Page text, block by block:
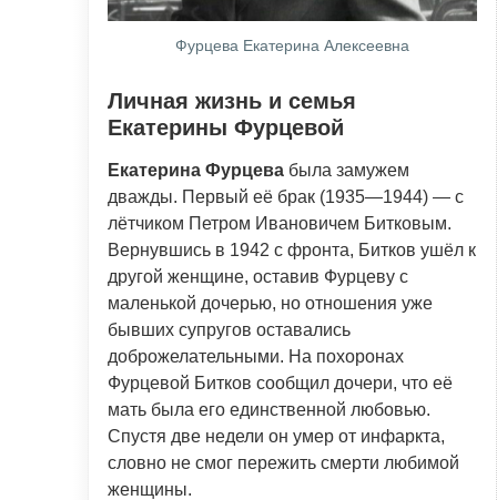
Фурцева Екатерина Алексеевна
Личная жизнь и семья
Екатерины Фурцевой
Екатерина Фурцева была замужем
дважды. Первый её брак (1935—1944) — с
лётчиком Петром Ивановичем Битковым.
Вернувшись в 1942 с фронта, Битков ушёл к
другой женщине, оставив Фурцеву с
маленькой дочерью, но отношения уже
бывших супругов оставались
доброжелательными. На похоронах
Фурцевой Битков сообщил дочери, что её
мать была его единственной любовью.
Спустя две недели он умер от инфаркта,
словно не смог пережить смерти любимой
женщины.